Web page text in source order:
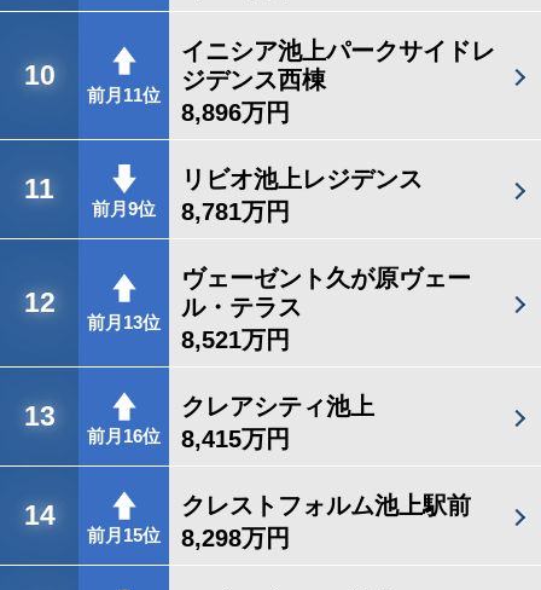
10
前月11位
イニシア池上パークサイドレ
ジデンス西棟
8,896万円
11
前月9位
リビオ池上レジデンス
8,781万円
12
前月13位
ヴェーゼント久が原ヴェー
ル・テラス
8,521万円
13
前月16位
クレアシティ池上
8,415万円
14
前月15位
クレストフォルム池上駅前
8,298万円